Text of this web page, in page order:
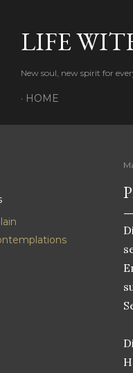
LIFE
New soul, new spirit for
HOME